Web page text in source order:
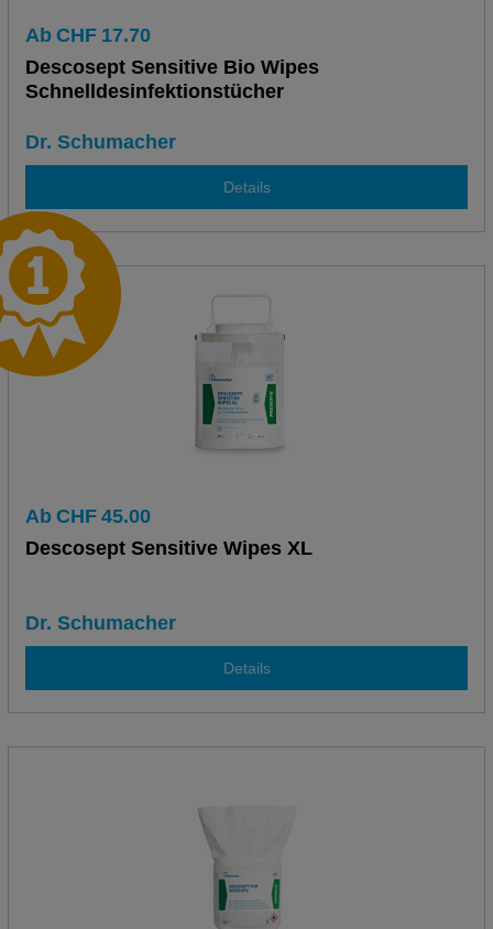
Ab CHF 17.70
Descosept Sensitive Bio Wipes
Schnelldesinfektionstücher
Dr. Schumacher
Details
Ab CHF 45.00
Descosept Sensitive Wipes XL
Dr. Schumacher
Details